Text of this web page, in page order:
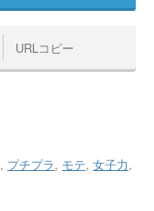
URLコピー
, プチプラ, モテ, 女子力,